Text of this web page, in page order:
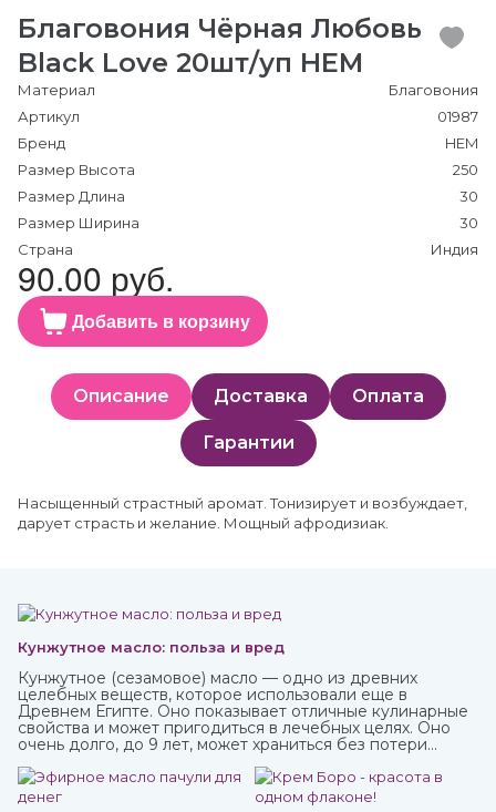
Благовония Чёрная Любовь
Black Love 20шт/уп HEM
Материал
Благовония
Артикул
01987
Бренд
HEM
Размер Высота
250
Размер Длина
30
Размер Ширина
30
Страна
Индия
90.00 руб.
Добавить в корзину
Описание Доставка Оплата
Гарантии
Насыщенный страстный аромат. Тонизирует и возбуждает,
дарует страсть и желание. Мощный афродизиак.
Кунжутное масло: польза и вред
Кунжутное (сезамовое) масло — одно из древних
целебных веществ, которое использовали еще в
Древнем Египте. Оно показывает отличные кулинарные
свойства и может пригодиться в лечебных целях. Оно
очень долго, до 9 лет, может храниться без потери